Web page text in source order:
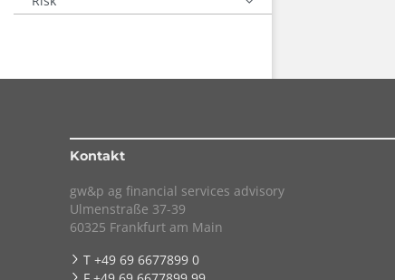
Kontakt
gw&p ag financial services advisory
Ulmenstraße 37-39
60325 Frankfurt am Main
T +49 69 6677899 0